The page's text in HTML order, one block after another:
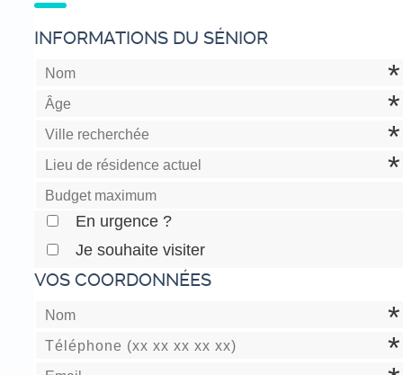
INFORMATIONS DU SÉNIOR
En urgence ?
Je souhaite visiter
VOS COORDONNÉES